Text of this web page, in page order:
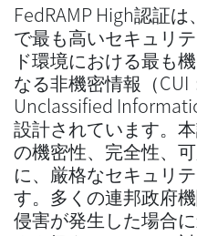
FedRAMP High認証
で最も高いセキュリ
ド環境における最も
なる非機密情報（
Unclassified
設計されています。
の機密性、完全性、
に、厳格なセキュリ
す。多くの連邦政府
侵害が発生した場合